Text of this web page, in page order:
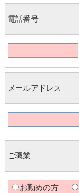
電話番号
メールアドレス
ご職業
お勤めの方